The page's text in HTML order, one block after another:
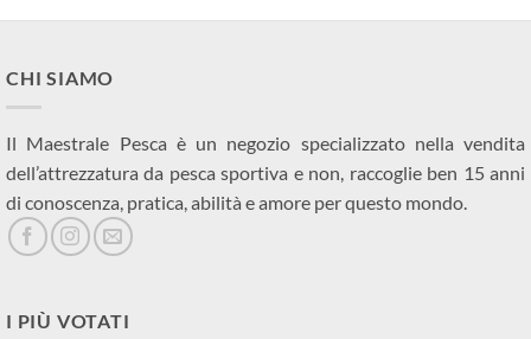
CHI SIAMO
Il Maestrale Pesca è un negozio specializzato nella vendita
dell’attrezzatura da pesca sportiva e non, raccoglie ben 15 anni
di conoscenza, pratica, abilità e amore per questo mondo.
I PIÙ VOTATI